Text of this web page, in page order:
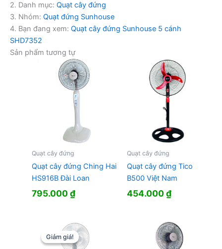
2. Danh mục: Quạt cây đứng
3. Nhóm: Quạt đứng Sunhouse
4. Bạn đang xem: Quạt cây đứng Sunhouse 5 cánh
SHD7352
Sản phẩm tương tự
Quạt cây đứng
Quạt cây đứng Ching Hai
HS916B Đài Loan
795.000₫
Quạt cây đứng
Quạt cây đứng Tico
B500 Việt Nam
454.000₫
Giảm giá!
Giảm giá!